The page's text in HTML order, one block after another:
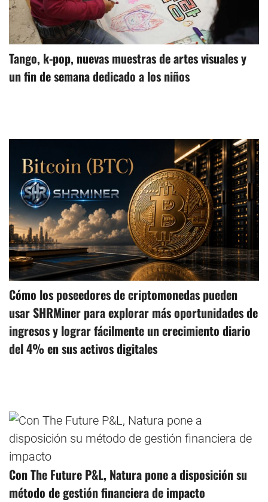
Tango, k-pop, nuevas muestras de artes visuales y
un fin de semana dedicado a los niños
Cómo los poseedores de criptomonedas pueden
usar SHRMiner para explorar más oportunidades de
ingresos y lograr fácilmente un crecimiento diario
del 4% en sus activos digitales
Con The Future P&L, Natura pone a disposición su
método de gestión financiera de impacto